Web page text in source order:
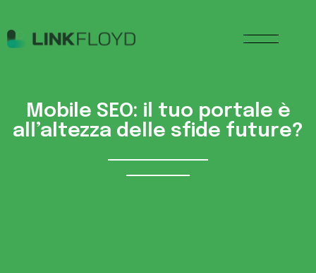
Mobile SEO: il tuo portale è
all’altezza delle sfide future?